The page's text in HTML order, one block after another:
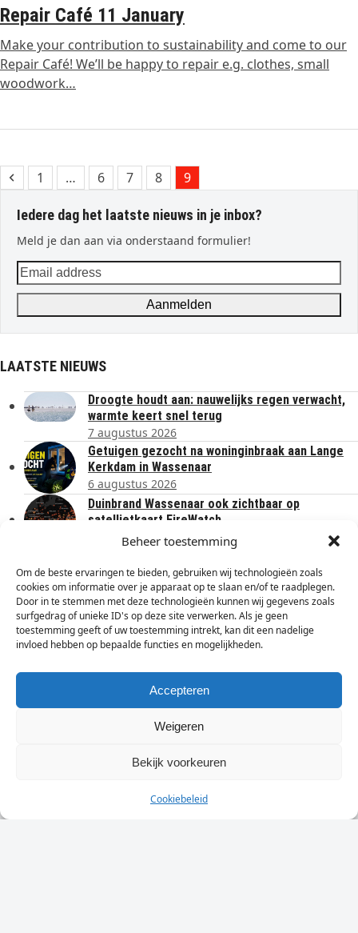
Beheer toestemming
Om de beste ervaringen te bieden, gebruiken wij technologieën zoals
cookies om informatie over je apparaat op te slaan en/of te raadplegen.
Door in te stemmen met deze technologieën kunnen wij gegevens zoals
surfgedrag of unieke ID's op deze site verwerken. Als je geen
toestemming geeft of uw toestemming intrekt, kan dit een nadelige
invloed hebben op bepaalde functies en mogelijkheden.
Accepteren
Weigeren
Bekijk voorkeuren
Cookiebeleid
Repair Café 11 January
Make your contribution to sustainability and come to our
Repair Café! We’ll be happy to repair e.g. clothes, small
woodwork…
Previous
Page
1 … Page
6 Page
7 Page
8 Page
9
Iedere dag het laatste nieuws in je inbox?
Meld je dan aan via onderstaand formulier!
Email
address
Aanmelden
LAATSTE NIEUWS
Droogte houdt aan: nauwelijks regen verwacht,
warmte keert snel terug
7 augustus 2026
Getuigen gezocht na woninginbraak aan Lange
Kerkdam in Wassenaar
6 augustus 2026
Duinbrand Wassenaar ook zichtbaar op
satellietkaart FireWatch
6 augustus 2026
‘Muzikaal Bloemenonthaal’
6 augustus 2026
DLW wil vóór 2027 betere toeristische
bewegwijzering in Wassenaar
6 augustus 2026
Dagelijks het laatste nieuws in je e-mail?